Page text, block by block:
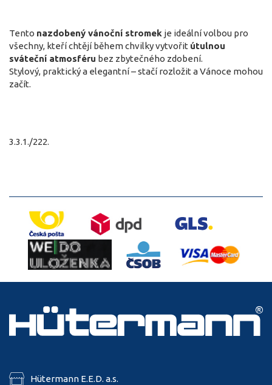
Tento nazdobený vánoční stromek je ideální volbou pro
všechny, kteří chtějí během chvilky vytvořit útulnou
sváteční atmosféru bez zbytečného zdobení.
Stylový, praktický a elegantní – stačí rozložit a Vánoce mohou
začít.
3.3.1./222.
Hütermann E.E.D. a.s.